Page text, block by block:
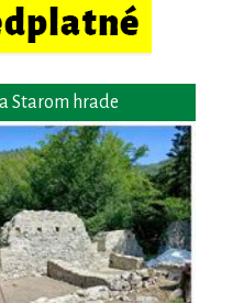
Starom hrade